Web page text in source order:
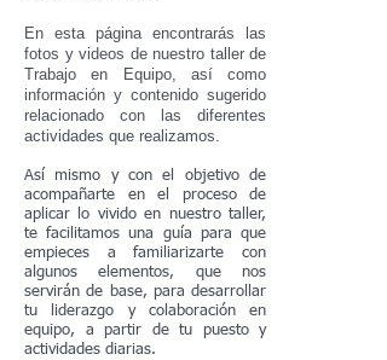
En esta página encontrarás las
fotos y videos de nuestro taller de
Trabajo en Equipo, así como
información y contenido sugerido
relacionado con las diferentes
actividades que realizamos.
Así mismo y con el objetivo de
acompañarte en el proceso de
aplicar lo vivido en nuestro taller,
te facilitamos una guía para que
empieces a familiarizarte con
algunos elementos, que nos
servirán de base, para desarrollar
tu liderazgo y colaboración en
equipo, a partir de tu puesto y
actividades diarias.